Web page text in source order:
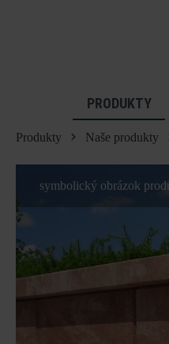
PRODUKTY
Produkty Naše produkty
symbolický obrázok